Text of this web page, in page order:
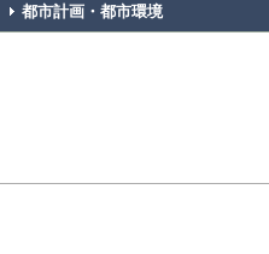
都市計画・都市環境